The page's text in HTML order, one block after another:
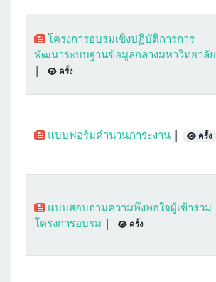
โครงการอบรมเชิงปฏิบัติการการ
พัฒนาระบบฐานข้อมูลกลางมหาวิทยาลัย
|
ครั้ง
แบบฟอร์มคำนวนภาระงาน | ครั้ง
แบบสอบถามความพึงพอใจผู้เข้าร่วม
โครงการอบรม | ครั้ง